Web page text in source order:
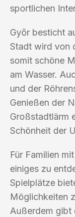
sportlichen
Győr besticht
Stadt wird von
somit schöne
am Wasser.
und der
Genießen der
Großstadtlärm
Schönheit der
Für Familien
einiges zu
Spielplätze
Möglichkeiten
Außerdem gibt